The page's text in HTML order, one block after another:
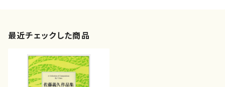
最近チェックした商品